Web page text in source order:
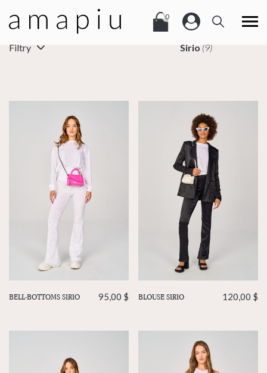
0
Filtry Sirio (9)
BELL-BOTTOMS SIRIO 95,00 $ BLOUSE SIRIO 120,00 $